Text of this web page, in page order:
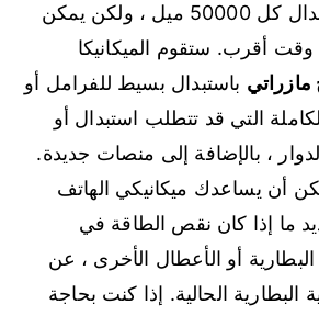
الفرامل إلى استبدال كل 50000 ميل ، ولكن يمكن
أقرب. ستقوم الميكانيكا
مازراتي باستبدال بسيط للفرامل أو
التي قد تتطلب استبدال أو
، بالإضافة إلى منصات جديدة.
أن يساعدك ميكانيكي الهاتف
ما إذا كان نقص الطاقة في
أو الأعطال الأخرى ، عن
البطارية الحالية. إذا كنت بحاجة